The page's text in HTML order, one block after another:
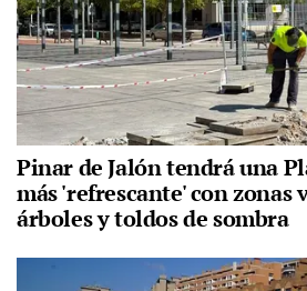
Pinar de Jalón tendrá una
más 'refrescante' con zonas
árboles y toldos de sombra